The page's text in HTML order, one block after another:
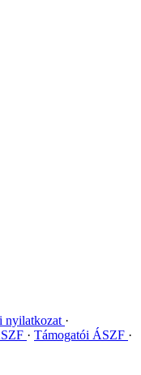
nyilatkozat
Támogatói ÁSZF